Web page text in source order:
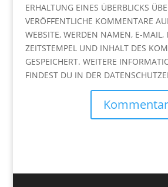
ERHALTUNG EINES ÜBERBLICKS
VERÖFFENTLICHE KOMMENTARE
WEBSITE, WERDEN NAMEN, E-MAIL,
ZEITSTEMPEL UND INHALT DES
GESPEICHERT. WEITERE
FINDEST DU IN DER